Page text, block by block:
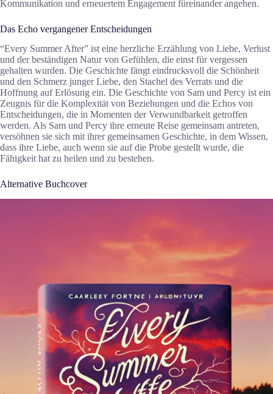
Kommunikation und erneuertem Engagement füreinander angehen.
Das Echo vergangener Entscheidungen
“Every Summer After” ist eine herzliche Erzählung von Liebe, Verlust
und der beständigen Natur von Gefühlen, die einst für vergessen
gehalten wurden. Die Geschichte fängt eindrucksvoll die Schönheit
und den Schmerz junger Liebe, den Stachel des Verrats und die
Hoffnung auf Erlösung ein. Die Geschichte von Sam und Percy ist ein
Zeugnis für die Komplexität von Beziehungen und die Echos von
Entscheidungen, die in Momenten der Verwundbarkeit getroffen
werden. Als Sam und Percy ihre erneute Reise gemeinsam antreten,
versöhnen sie sich mit ihrer gemeinsamen Geschichte, in dem Wissen,
dass ihre Liebe, auch wenn sie auf die Probe gestellt wurde, die
Fähigkeit hat zu heilen und zu bestehen.
Alternative Buchcover